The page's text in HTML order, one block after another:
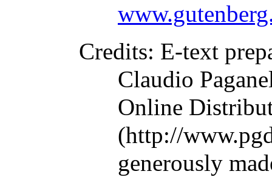
Credits: E-text
Claudio
Online
(http://
generously